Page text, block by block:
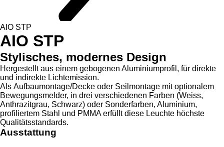
AIO STP
AIO STP
Stylisches, modernes Design
Hergestellt aus einem gebogenen Aluminiumprofil, für direkte
und indirekte Lichtemission.
Als Aufbaumontage/Decke oder Seilmontage mit optionalem
Bewegungsmelder, in drei verschiedenen Farben (Weiss,
Anthrazitgrau, Schwarz) oder Sonderfarben, Aluminium,
profiliertem Stahl und PMMA erfüllt diese Leuchte höchste
Qualitätsstandards.
Ausstattung